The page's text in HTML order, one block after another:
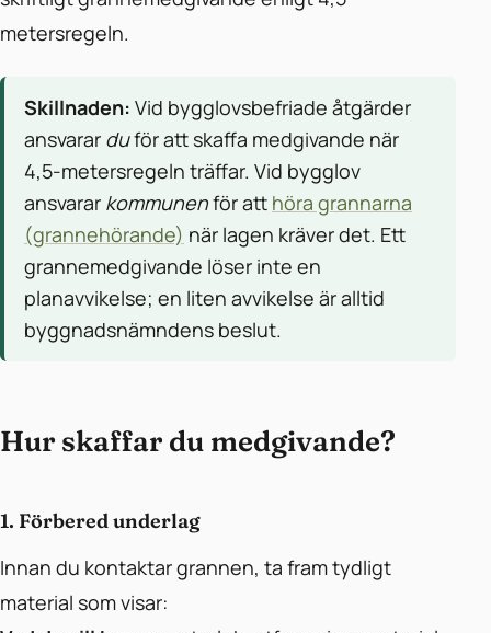
metersregeln.
Skillnaden: Vid bygglovsbefriade åtgärder
ansvarar duför att skaffa medgivande när
4,5-metersregeln träffar. Vid bygglov
ansvarar kommunenför att höra grannarna
(grannehörande) när lagen kräver det. Ett
grannemedgivande löser inte en
planavvikelse; en liten avvikelse är alltid
byggnadsnämndens beslut.
Hur skaffar du medgivande?
1. Förbered underlag
Innan du kontaktar grannen, ta fram tydligt
material som visar: